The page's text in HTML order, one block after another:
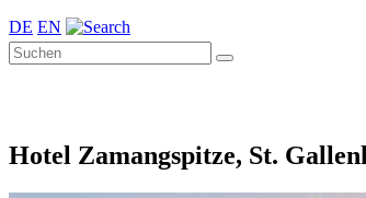
DE EN
Hotel Zamangspitze, St.